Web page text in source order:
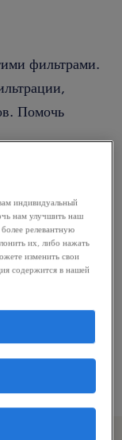
фильтрами.
Помочь
из
месте?
диапазона
или ключевые
ли они
индивидуальный
нам улучшить наш
релевантную
их, либо нажать
изменить свои
содержится в нашей